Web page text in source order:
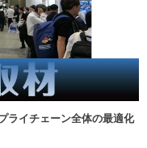
ライチェーン全体の最適化